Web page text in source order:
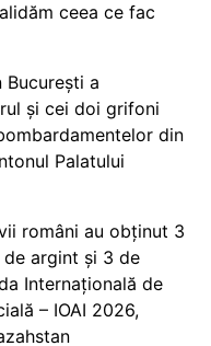
ceea ce fac
București a
și cei doi grifoni
din
Palatului
români au obținut 3
argint și 3 de
Internațională de
– IOAI 2026,